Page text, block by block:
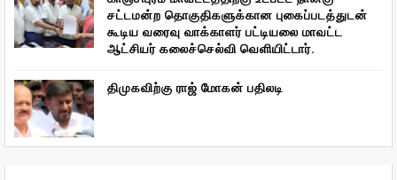
சட்டமன்ற தொகுதிகளுக்கான புகைப்படத்துடன்
கூடிய வரைவு வாக்காளர் பட்டியலை மாவட்ட
ஆட்சியர் கலைச்செல்வி வெளியிட்டார்.
திமுகவிற்கு ராஜ் மோகன் பதிலடி